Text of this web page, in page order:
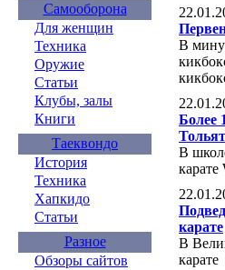
Самооборона
Для женщин
Техника
Оружие
Статьи
Клубы, залы
Книги
Таеквондо
История
Техника
Хапкидо
Статьи
Разное
Обзоры сайтов
В
Более
В
карате
В
карате